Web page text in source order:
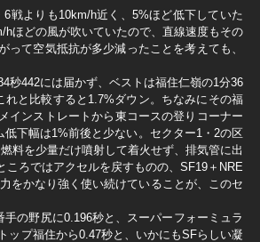
戦よりも10km/h近く、5%ほど低下していた
ほどの風が吹いていたので、直線速度もその
て空気抵抗が多少減ったことを考えても、
秒442には届かず、ベストは福住仁嶺の1分36
と比較すると1.7%ダウン。ちなみにその福
インストレートから東コースの登りコーナー
下幅は1%前後と少ない。セクター1・2の区
料を少量だけ噴射して着火せず、排気管に出
ろではアクセルを戻すものの、SF19＋NRE
をかなり強く使い続けていることが、このセ
の野尻に0.196秒と、スーパーフォーミュラ
ップ福住から0.47秒と、いかにもSFらしい凝